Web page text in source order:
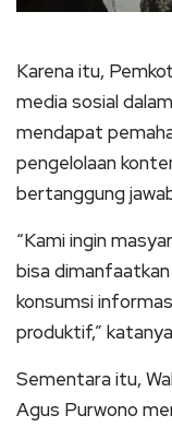
Karena itu,
media sosial
mendapat
pengelolaan
bertanggung
“Kami ingin
bisa
konsumsi
produktif,”
Sementara itu,
Agus Purwono